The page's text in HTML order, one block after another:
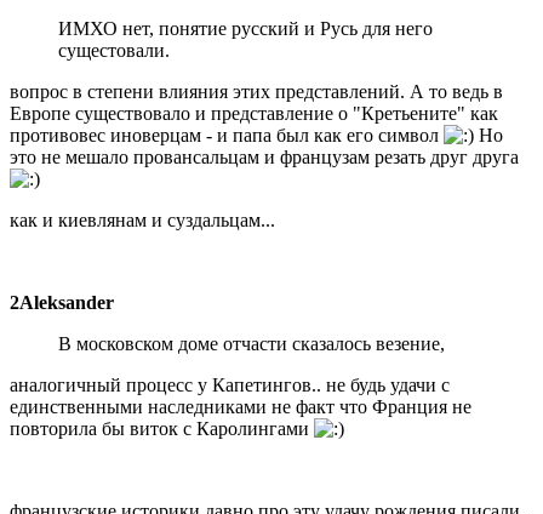
ИМХО нет, понятие русский и Русь для него
сущестовали.
вопрос в степени влияния этих представлений. А то ведь в
Европе существовало и представление о "Кретьените" как
противовес иноверцам - и папа был как его символ
Но
это не мешало провансальцам и французам резать друг друга
как и киевлянам и суздальцам...
2Aleksander
В московском доме отчасти сказалось везение,
аналогичный процесс у Капетингов.. не будь удачи с
единственными наследниками не факт что Франция не
повторила бы виток с Каролингами